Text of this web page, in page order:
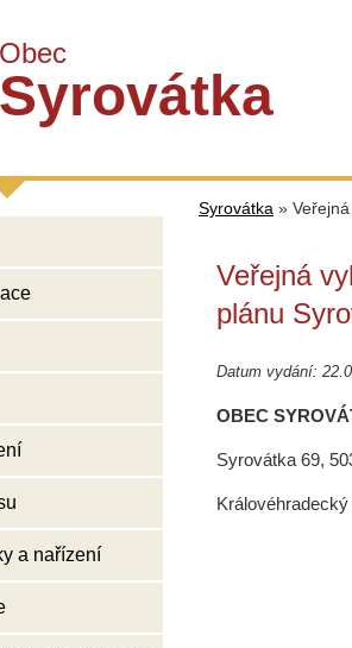
Obec
Syrovátka
a nařízení
Syrovátka »
Veřejná
plánu
Datum vydání:
OBEC
Syrovátka 69,